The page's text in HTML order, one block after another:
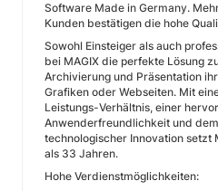
Software Made in Germany.
Kunden bestätigen die hohe
Sowohl Einsteiger als auch
bei MAGIX die perfekte Lösung
Archivierung und Präsentation
Grafiken oder Webseiten. Mit
Leistungs-Verhältnis, einer
Anwenderfreundlichkeit und
technologischer Innovation setzt
als 33 Jahren.
Hohe Verdienstmöglichkeiten: